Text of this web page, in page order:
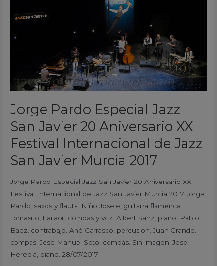
Jorge Pardo Especial Jazz
San Javier 20 Aniversario XX
Festival Internacional de Jazz
San Javier Murcia 2017
Jorge Pardo Especial Jazz San Javier 20 Aniversario XX
Festival Internacional de Jazz San Javier Murcia 2017 Jorge
Pardo, saxos y flauta. Niño Josele, guitarra flamenca.
Tomasito, bailaor, compás y voz. Albert Sanz, piano. Pablo
Baez, contrabajo. Ané Carrasco, percusion, Juan Grande,
compás. Jose Manuel Soto, compás. Sin imagen: Jose
Heredia, piano. 28/07/2017
San
20
Internacional
Jazz
San
Murcia
2017